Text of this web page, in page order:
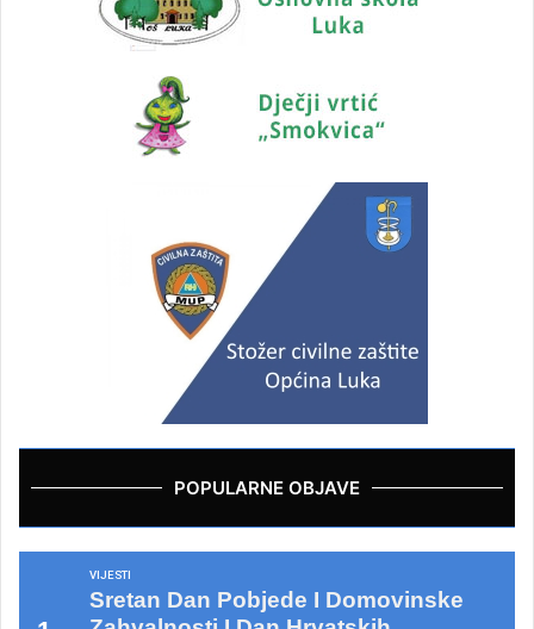
POPULARNE OBJAVE
VIJESTI
Sretan Dan Pobjede I Domovinske